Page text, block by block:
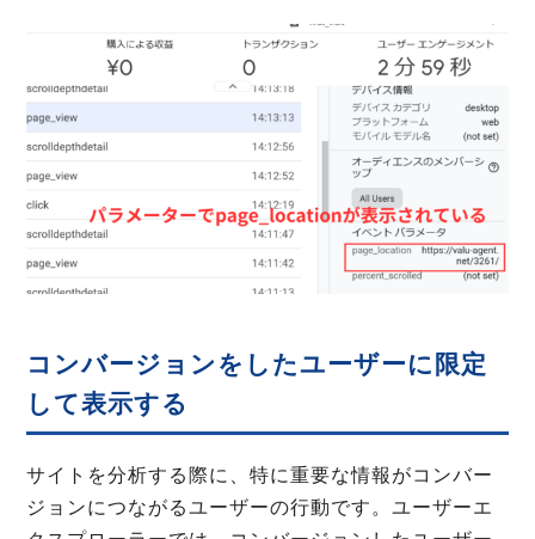
コンバージョンをしたユーザーに限定
して表示する
サイトを分析する際に、特に重要な情報がコンバー
ジョンにつながるユーザーの行動です。ユーザーエ